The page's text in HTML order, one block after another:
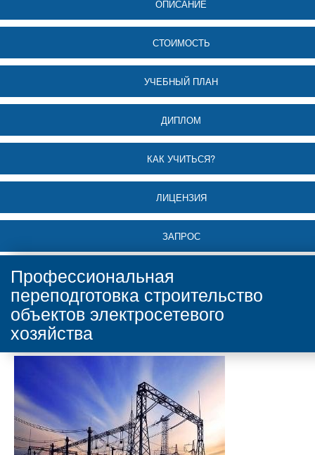
ОПИСАНИЕ
СТОИМОСТЬ
УЧЕБНЫЙ ПЛАН
ДИПЛОМ
КАК УЧИТЬСЯ?
ЛИЦЕНЗИЯ
ЗАПРОС
Профессиональная
переподготовка строительство
объектов электросетевого
хозяйства